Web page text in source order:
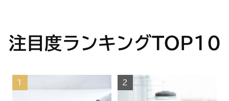
注目度ランキングTOP10